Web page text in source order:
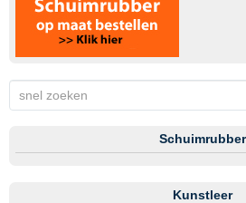
Schuimrubber
Kunstleer